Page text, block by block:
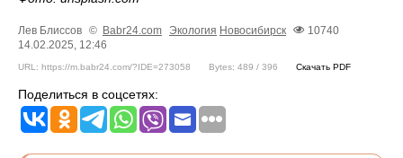
Лев Блиссов © Babr24.com Экология Новосибирск
10740
14.02.2025, 12:46
URL: https://m.babr24.com/?IDE=273058 Bytes: 489 / 396 Скачать PDF
Поделиться в соцсетях: